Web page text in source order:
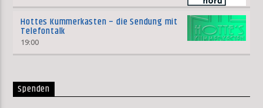
Hottes Kummerkasten – die Sendung mit
Telefontalk
19:00
Spenden